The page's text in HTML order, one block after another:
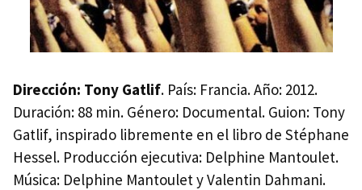
Dirección: Tony Gatlif. País: Francia. Año: 2012.
Duración: 88 min. Género: Documental. Guion: Tony
Gatlif, inspirado libremente en el libro de Stéphane
Hessel. Producción ejecutiva: Delphine Mantoulet.
Música: Delphine Mantoulet y Valentin Dahmani.